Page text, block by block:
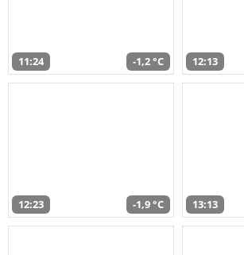
11:24 -1,2 °C 12:13
12:23 -1,9 °C 13:13